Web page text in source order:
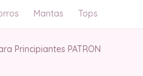
Mantas Tops
Principiantes PATRON